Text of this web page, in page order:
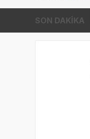
SON DAKİKA